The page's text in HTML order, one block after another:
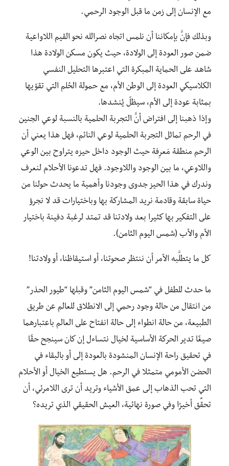
مع الإنسان إلى زمن ما قبل الوجود الرحمي.
وبذلك فإنَّ بإمكاننا أن نلمس اتجاه نصرالله نحو القيم اللاواعية
ضمن صور العودة إلى الولادة، حيث يكون مسكن الولادة هذا
شاهد على الحماية المبكرة التي اعتبرها التحليل النفسي
الكلاسيكي العودة إلى الوطن الأم، مع حمولة الحُلم التي تقوّيها
بمثابة عودة إلى الأم، سيظلّ يُنشدها.
وإذا ذهبنا إلى افتراض أنَّ التجربة الحلمية بالنسبة لوعي الجنين
في الرحم تماثل التجربة الحلمية لوعي النائم، فهل هذا يعني أن
الرحم منطقة مَعرِفة حيث الوجود داخل حيزه يتراوح بين الوعي
واللاوعي، ما بين الوجود واللاوجود. فهل تدعونا الأحلام لنعرف
وندرك في هذا الحيز جدوى وجودنا وأهمية ما يحدث حولنا من
حياة سابقة وقادمة نريد المشاركة بها وباختيارات قد لا نجرؤ
على التفكير بها كثيرا بعد ولادتنا قد تمتد لرغبة دفينة باختيار
الأم والأب (شمس اليوم الثامن).
كل ما يتطلَّبه الأمر أن ننتظر صحوتنا، أو استيقاظنا، أو ولادتنا!
ما حدث للطفل في “شمس اليوم الثامن” وقبلها “طيور الحذر”
من انتقال من حالة وجود رحمي إلى الانطلاق للعالم عن طريق
الطبيعة، من حالة انطواء إلى حالة انفتاح على العالم باعتبارهما
صيغًا تدير الحركة الأساسية لخيال نتساءل إن كان سينجح حقًا
في تحقيق راحة الإنسان المنشودة بالعودة إلى أو بالبقاء في
الحضن الأمومي متمثلا في الرحم. هل يستطيع الخيال أو الأحلام
التي تحب الذهاب إلى عمق الأشياء وتريد أن ترى اللامرئي، أن
تحقِّق أخيرًا وفي صورة نهائية، العيش الحقيقي الذي تريده؟